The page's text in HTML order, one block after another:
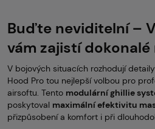
Buďte neviditelní –
vám zajistí dokonalé
V bojových situacích rozhodují
Hood Pro tou nejlepší volbou pro
airsoftu. Tento modulární ghillie
poskytoval maximální efektivitu
přizpůsobení a komfort i při